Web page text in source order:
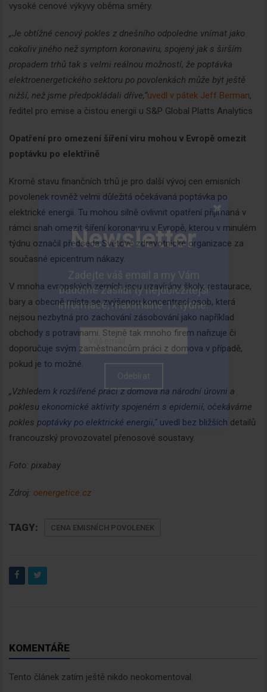
vysoké cenové výkyvy oběma směry.
„Je obtížné cenový pokles z dnešního odpoledne vnímat jako
cokoliv jiného než symptom koronaviru, spojený jak s širším
propadem trhů tak s velmi reálnou možností, že poptávka
elektroenergetického sektoru po povolenkách může být ještě
nižší, než jsme předpokládali dříve,“uvedl v pátek Jeff Berman,
ředitel pro emise a čistou energii u S&P Global Platts Analytics
Opatření pro omezení šíření viru mohou v Evropě omezit
poptávku po elektřině
Kromě stavu finančních trhů je pro další vývoj cen emisních
povolenek rovněž velmi důležitá očekávaná poptávka po
elektrické energii. Tu mohou silně ovlivnit opatření přijímaná v
rámci snah omezit šíření koronaviru v Evropě, kterou v minulém
týdnu označil předseda Světové zdravotnické organizace za
současné epicentrum nákazy.
V mnoha evropských zemích jsou uzavírány školy, restaurace,
bary a obecně místa se zvýšenou koncentrací osob, která
nejsou nezbytná pro zachování zásobování jako například
obchody s potravinami. Stejně tak mnoho firem nařizuje či
doporučuje svým zaměstnancům práci z domova v případě,
pokud je to možné.
„Vzhledem k rozšířené práci z domova na národní úrovni a
poklesu ekonomické aktivity spojeném s epidemií, očekáváme
pokles poptávky po elektrické energii," uvedl bez bližších detailů
francouzský provozovatel přenosové soustavy.
Foto: pixabay
Zdroj: oenergetice.cz
TAGY: CENA EMISNÍCH POVOLENEK
KOMENTÁŘE
Tento článek zatím ještě nikdo neokomentoval.